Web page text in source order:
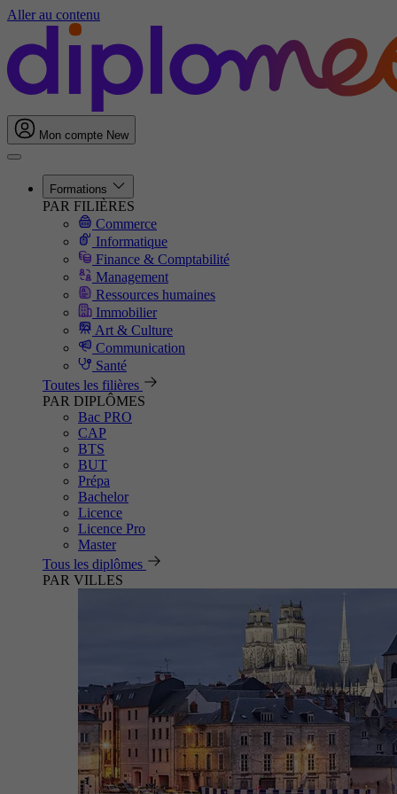
Aller au contenu
Mon compte New
Formations
PAR FILIÈRES
Commerce
Informatique
Finance & Comptabilité
Management
Ressources humaines
Immobilier
Art & Culture
Communication
Santé
Toutes les filières
PAR DIPLÔMES
Bac PRO
CAP
BTS
BUT
Prépa
Bachelor
Licence
Licence Pro
Master
Tous les diplômes
PAR VILLES